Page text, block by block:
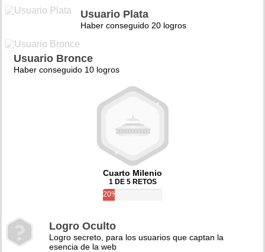
Usuario Plata
Haber conseguido 20 logros
Usuario Bronce
Haber conseguido 10 logros
Cuarto Milenio
1 DE 5 RETOS
20%
Logro Oculto
Logro secreto, para los usuarios que captan la
esencia de la web